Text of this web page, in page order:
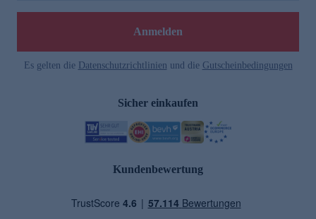
Anmelden
Es gelten die Datenschutzrichtlinien und die Gutscheinbedingungen
Sicher einkaufen
Kundenbewertung